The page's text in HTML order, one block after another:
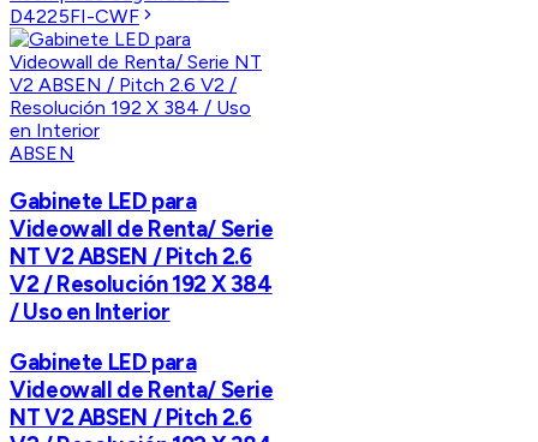
D4225FI-CWF
ABSEN
Gabinete LED para
Videowall de Renta/ Serie
NT V2 ABSEN / Pitch 2.6
V2 / Resolución 192 X 384
/ Uso en Interior
Gabinete LED para
Videowall de Renta/ Serie
NT V2 ABSEN / Pitch 2.6